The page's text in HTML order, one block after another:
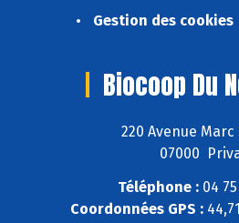
Gestion des cookies
Biocoop Du
220 Avenue Marc
07000
Téléphone :04 75
Coordonnées GPS :